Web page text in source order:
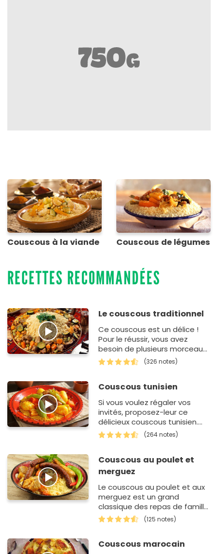
Couscous à la viande Couscous de légumes
RECETTES RECOMMANDÉES
Le couscous traditionnel
Ce couscous est un délice !
Pour le réussir, vous avez
besoin de plusieurs morceaux
de viande. Faites-les cuire
dans un fond d'huile
(326 notes)
Couscous tunisien
Si vous voulez régaler vos
invités, proposez-leur ce
délicieux couscous tunisien.
Cuits dans une cocotte ou
bien dans le couscoussier,
(264 notes)
Couscous au poulet et
merguez
Le couscous au poulet et aux
merguez est un grand
classique des repas de famille.
Ce plat réunit des morceaux
de volaille et des saucisses
(125 notes)
Couscous marocain